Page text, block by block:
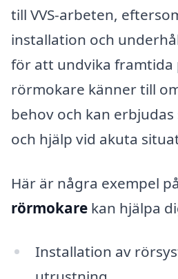
till VVS-arbeten,
installation och
för att undvika framtida
rörmokare känner till
behov och kan erbjudas
och hjälp vid akuta
Här är några exempel
rörmokare kan hjälpa
Installation av